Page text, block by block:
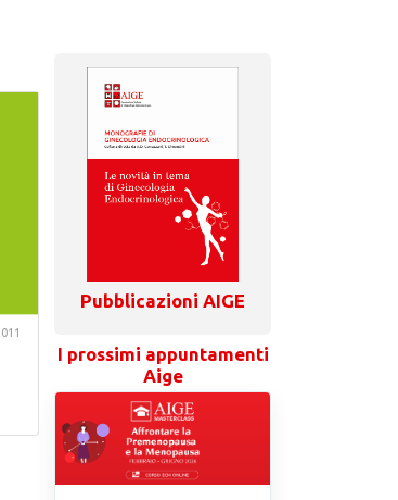
Pubblicazioni AIGE
I prossimi appuntamenti
Aige